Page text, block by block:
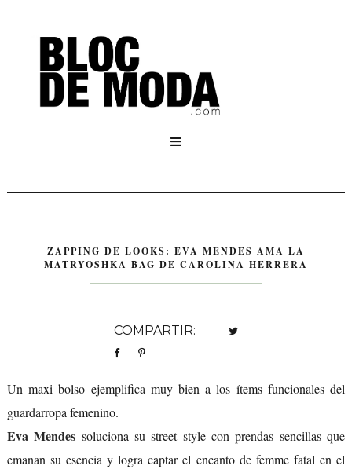

ZAPPING DE LOOKS: EVA MENDES AMA LA
MATRYOSHKA BAG DE CAROLINA HERRERA
COMPARTIR:
Un maxi bolso ejemplifica muy bien a los ítems funcionales del
guardarropa femenino.
Eva Mendes soluciona su street style con prendas sencillas que
emanan su esencia y logra captar el encanto de femme fatal en el